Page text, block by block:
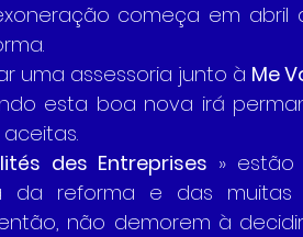
começa em
uma assessoria junto à Me
esta boa nova irá
des Entreprises » estão
da reforma e das muitas
não demorem à